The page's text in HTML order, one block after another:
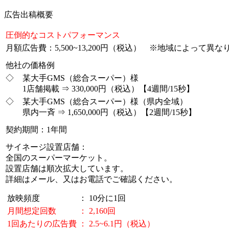
広告出稿概要
圧倒的なコストパフォーマンス
月額広告費：5,500~13,200円（税込） ※地域によって異な
他社の価格例
◇
某大手GMS（総合スーパー）様
1店舗掲載 ⇒ 330,000円（税込）【4週間/15秒】
◇
某大手GMS（総合スーパー）様（県内全域）
県内一斉 ⇒ 1,650,000円（税込）【2週間/15秒】
契約期間：1年間
サイネージ設置店舗：
全国のスーパーマーケット。
設置店舗は順次拡大しています。
詳細はメール、又はお電話でご確認ください。
放映頻度 ：
10分に1回
月間想定回数
：
2,160回
1回あたりの広告費
： 2.5~6.1円（税込）